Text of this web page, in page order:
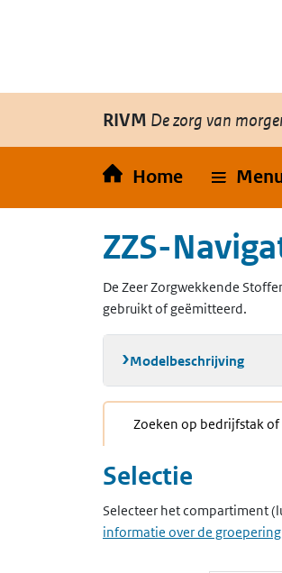
RIVM De zorg van
Home
ZZS-
De Zeer Zorgwekkende
gebruikt of geëmitteerd.
Modelbeschrijving
Zoeken op bedrijfstak
Selectie
Selecteer het compartiment
informatie over de